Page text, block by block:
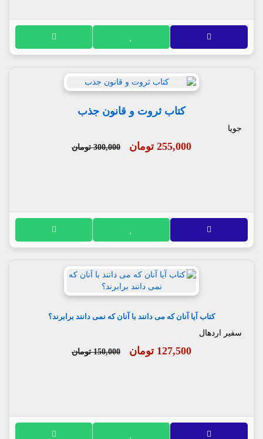
کتاب ثروت و قانون جذب
جویا
255,000 تومان 300,000 تومان
کتاب آیا آنان که می دانند با آنان که نمی دانند برابرند؟
سفیر اردهال
127,500 تومان 150,000 تومان